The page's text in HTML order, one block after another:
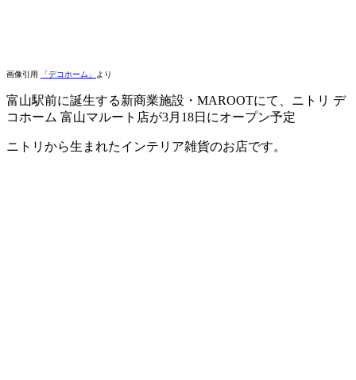
画像引用 「デコホーム」 より
富山駅前に誕生する新商業施設・MAROOTにて、ニトリ デ
コホーム 富山マルート店が3月18日にオープン予定
ニトリから生まれたインテリア雑貨のお店です。